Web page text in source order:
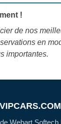
!
de nos
en
importantes.
VIPCARS.COM